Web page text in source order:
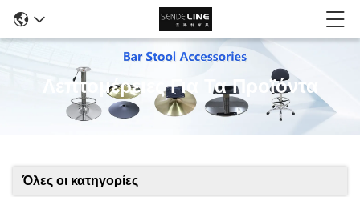
Λεπτομέρειες Για Τα Προϊόντα
Όλες οι κατηγορίες